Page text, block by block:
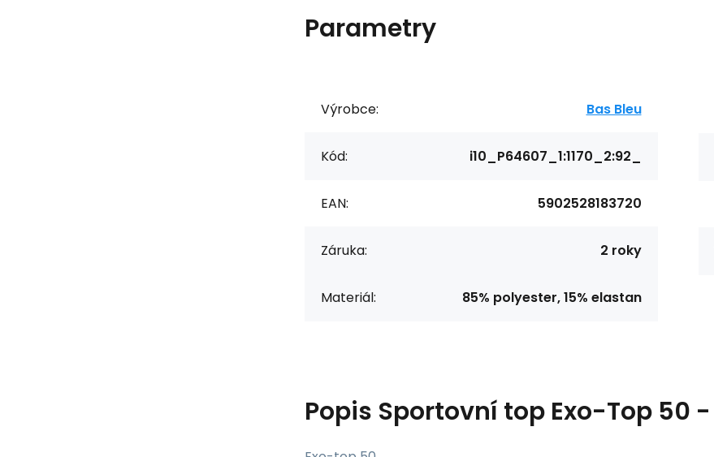
Parametry
Výrobce: Bas Bleu
Kód: i10_P64607_1:1170_2:92_
EAN: 5902528183720
Záruka: 2 roky
Materiál: 85% polyester, 15% elastan
Popis Sportovní top Exo-Top 50 -